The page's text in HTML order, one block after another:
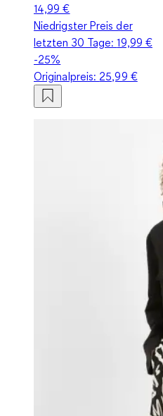
14,99 €
Niedrigster Preis der
letzten 30 Tage:19,99 €
-25%
Originalpreis: 25,99 €